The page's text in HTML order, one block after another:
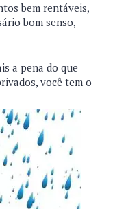
bem rentáveis,
bom senso,
a pena do que
você tem o